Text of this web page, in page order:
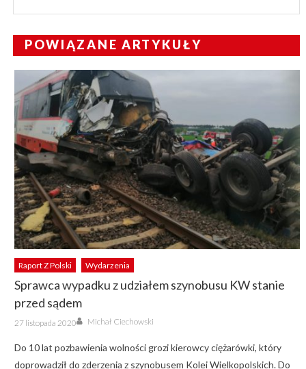
POWIĄZANE ARTYKUŁY
Raport Z Polski Wydarzenia
Sprawca wypadku z udziałem szynobusu KW stanie
przed sądem
Posted
on
27 listopada 2020 Author
Michał Ciechowski
Do 10 lat pozbawienia wolności grozi kierowcy ciężarówki, który
doprowadził do zderzenia z szynobusem Kolei Wielkopolskich. Do